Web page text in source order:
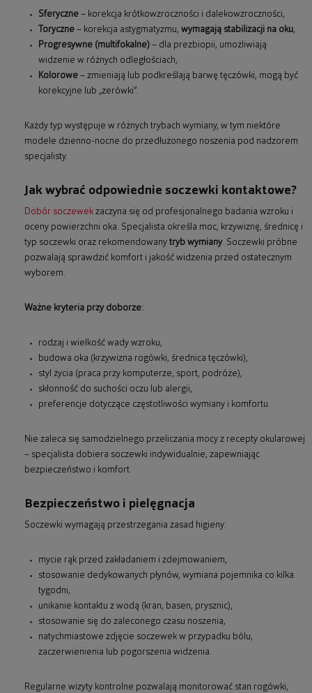
Sferyczne – korekcja krótkowzroczności i dalekowzroczności,
Toryczne – korekcja astygmatyzmu, wymagają stabilizacji na oku,
Progresywne (multifokalne) – dla prezbiopii, umożliwiają
widzenie w różnych odległościach,
Kolorowe – zmieniają lub podkreślają barwę tęczówki, mogą być
korekcyjne lub „zerówki”.
Każdy typ występuje w różnych trybach wymiany, w tym niektóre
modele dzienno-nocne do przedłużonego noszenia pod nadzorem
specjalisty.
Jak wybrać odpowiednie soczewki kontaktowe?
Dobór soczewek zaczyna się od profesjonalnego badania wzroku i
oceny powierzchni oka. Specjalista określa moc, krzywiznę, średnicę i
typ soczewki oraz rekomendowany tryb wymiany. Soczewki próbne
pozwalają sprawdzić komfort i jakość widzenia przed ostatecznym
wyborem.
Ważne kryteria przy doborze:
rodzaj i wielkość wady wzroku,
budowa oka (krzywizna rogówki, średnica tęczówki),
styl życia (praca przy komputerze, sport, podróże),
skłonność do suchości oczu lub alergii,
preferencje dotyczące częstotliwości wymiany i komfortu.
Nie zaleca się samodzielnego przeliczania mocy z recepty okularowej
– specjalista dobiera soczewki indywidualnie, zapewniając
bezpieczeństwo i komfort.
Bezpieczeństwo i pielęgnacja
Soczewki wymagają przestrzegania zasad higieny:
mycie rąk przed zakładaniem i zdejmowaniem,
stosowanie dedykowanych płynów, wymiana pojemnika co kilka
tygodni,
unikanie kontaktu z wodą (kran, basen, prysznic),
stosowanie się do zaleconego czasu noszenia,
natychmiastowe zdjęcie soczewek w przypadku bólu,
zaczerwienienia lub pogorszenia widzenia.
Regularne wizyty kontrolne pozwalają monitorować stan rogówki,